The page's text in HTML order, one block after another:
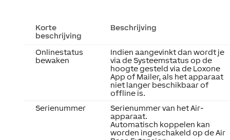
Korte
beschrijving
Beschrijving
Onlinestatus
bewaken
Indien aangevinkt dan wordt je
via de Systeemstatus op de
hoogte gesteld via de Loxone
App of Mailer, als het apparaat
niet langer beschikbaar of
offline is.
Serienummer
Serienummer van het Air-
apparaat.
Automatisch koppelen kan
worden ingeschakeld op de Air